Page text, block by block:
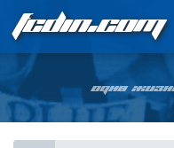
FCDIN.COM
ОДНА